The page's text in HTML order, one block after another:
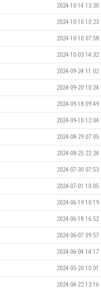
2024-10-14 13:30
2024-10-10 10:23
2024-10-10 07:58
2024-10-03 14:32
2024-09-24 11:02
2024-09-20 10:24
2024-09-18 09:49
2024-09-10 12:04
2024-08-29 07:05
2024-08-25 22:24
2024-07-30 07:53
2024-07-01 10:05
2024-06-19 10:19
2024-06-18 16:52
2024-06-07 09:57
2024-06-04 14:17
2024-05-20 10:01
2024-04-22 13:16